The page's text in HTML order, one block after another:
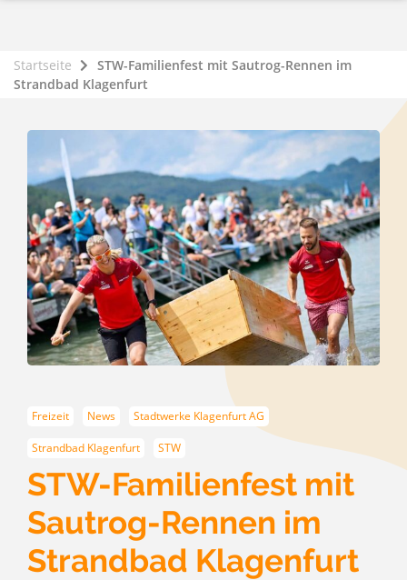
Startseite
STW-Familienfest mit Sautrog-Rennen im
Strandbad Klagenfurt
Freizeit News Stadtwerke Klagenfurt AG
Strandbad Klagenfurt STW
STW-Familienfest mit
Sautrog-Rennen im
Strandbad Klagenfurt